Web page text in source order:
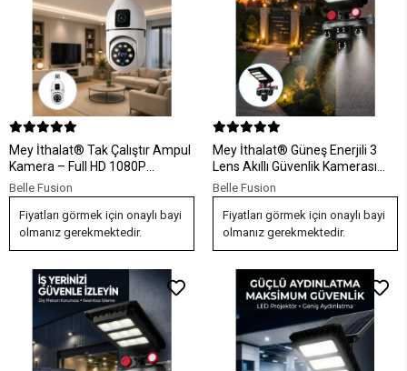
Mey İthalat® Tak Çalıştır Ampul
Kamera – Full HD 1080P
Kablosuz Güvenlik Çözümü Yeni
Nesil
Belle Fusion
Fiyatları görmek için onaylı bayi
olmanız gerekmektedir.
Mey İthalat® Güneş Enerjili 3
Lens Akıllı Güvenlik Kamerası
LED Projektörlü Dış Mekan
Koruma Sistemi
Belle Fusion
Fiyatları görmek için onaylı bayi
olmanız gerekmektedir.